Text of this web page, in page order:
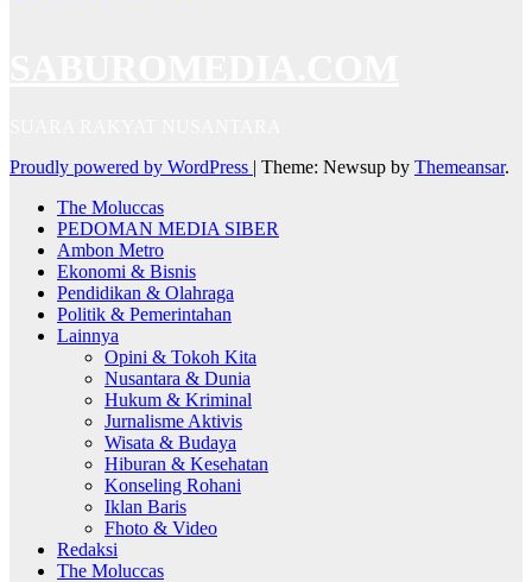
Proudly powered by WordPress | Theme: Newsup by Themeansar.
The Moluccas
PEDOMAN MEDIA SIBER
Ambon Metro
Ekonomi & Bisnis
Pendidikan & Olahraga
Politik & Pemerintahan
Lainnya
Opini & Tokoh Kita
Nusantara & Dunia
Hukum & Kriminal
Jurnalisme Aktivis
Wisata & Budaya
Hiburan & Kesehatan
Konseling Rohani
Iklan Baris
Fhoto & Video
Redaksi
The Moluccas